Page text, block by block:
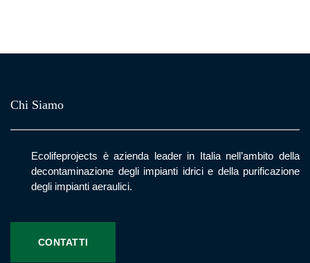
Chi Siamo
Ecolifeprojects è azienda leader in Italia nell’ambito della
decontaminazione degli impianti idrici e della purificazione
degli impianti aeraulici.
CONTATTI